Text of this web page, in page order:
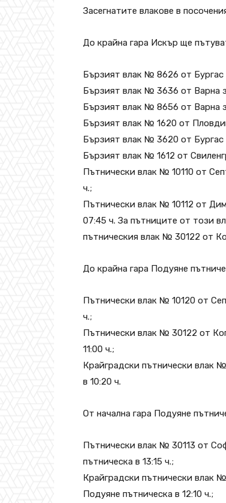
Засегнатите влакове в
До крайна гара Искър ще
Бързият влак № 8626 от Бургас
Бързият влак № 3636 от Варна
Бързият влак № 8656 от Варна
Бързият влак № 1620 от
Бързият влак № 3620 от Бургас
Бързият влак № 1612 от
Пътнически влак № 10110 от
ч.;
Пътнически влак № 10112 от
07:45 ч. За пътниците от този
пътническия влак № 30122 от
До крайна гара Подуяне
Пътнически влак № 10120 от
ч.;
Пътнически влак № 30122 от
11:00 ч.;
Крайградски пътнически влак
в 10:20 ч.
От начална гара Подуяне
Пътнически влак № 30113 от
пътническа в 13:15 ч.;
Крайградски пътнически влак
Подуяне пътническа в 12:10 ч.;